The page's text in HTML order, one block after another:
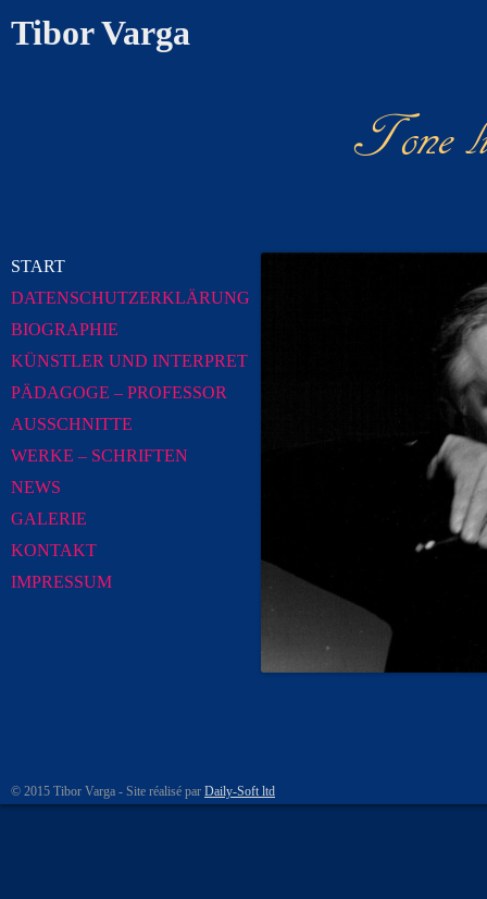
Tibor Varga
START
DATENSCHUTZERKLÄRUNG
BIOGRAPHIE
KÜNSTLER UND INTERPRET
PÄDAGOGE – PROFESSOR
AUSSCHNITTE
WERKE – SCHRIFTEN
NEWS
GALERIE
KONTAKT
IMPRESSUM
Tone
© 2015 Tibor Varga - Site réalisé par Daily-Soft ltd